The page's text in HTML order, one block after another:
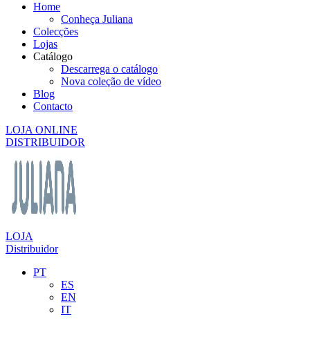
Home
Conheça Juliana
Colecções
Lojas
Catálogo
Descarrega o catálogo
Nova coleção de vídeo
Blog
Contacto
LOJA ONLINE
DISTRIBUIDOR
LOJA
Distribuidor
PT
ES
EN
IT